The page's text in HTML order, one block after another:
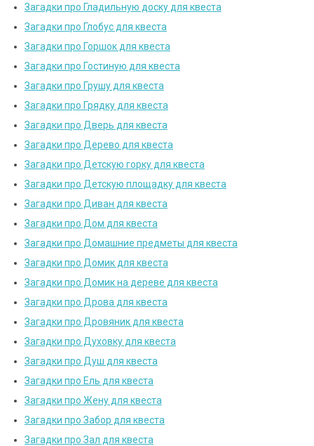
Загадки про Гладильную доску для квеста
Загадки про Глобус для квеста
Загадки про Горшок для квеста
Загадки про Гостиную для квеста
Загадки про Грушу для квеста
Загадки про Грядку для квеста
Загадки про Дверь для квеста
Загадки про Дерево для квеста
Загадки про Детскую горку для квеста
Загадки про Детскую площадку для квеста
Загадки про Диван для квеста
Загадки про Дом для квеста
Загадки про Домашние предметы для квеста
Загадки про Домик для квеста
Загадки про Домик на дереве для квеста
Загадки про Дрова для квеста
Загадки про Дровяник для квеста
Загадки про Духовку для квеста
Загадки про Душ для квеста
Загадки про Ель для квеста
Загадки про Жену для квеста
Загадки про Забор для квеста
Загадки про Зал для квеста